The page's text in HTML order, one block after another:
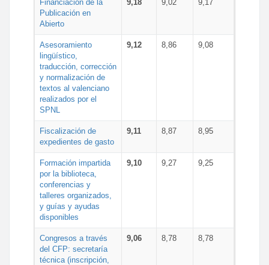
Financiación de la
Publicación en
Abierto
9,18 9,02 9,17
Asesoramiento
lingüístico,
traducción, corrección
y normalización de
textos al valenciano
realizados por el
SPNL
9,12 8,86 9,08
Fiscalización de
expedientes de gasto
9,11 8,87 8,95
Formación impartida
por la biblioteca,
conferencias y
talleres organizados,
y guías y ayudas
disponibles
9,10 9,27 9,25
Congresos a través
del CFP: secretaría
técnica (inscripción,
9,06 8,78 8,78